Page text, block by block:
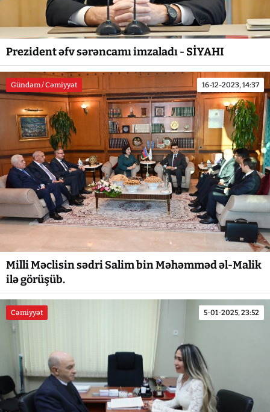
Prezident əfv sərəncamı imzaladı - SİYAHI
Gündəm / Cəmiyyət 16-12-2023, 14:37
Milli Məclisin sədri Salim bin Məhəmməd əl-Malik
ilə görüşüb.
Cəmiyyət 5-01-2025, 23:52